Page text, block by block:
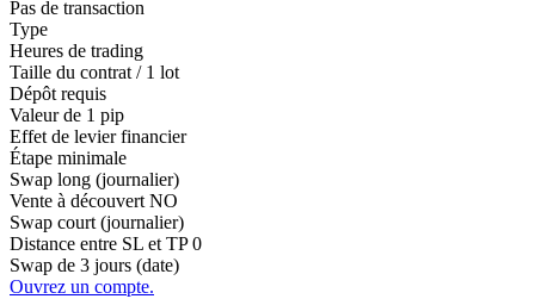
Pas de transaction
Type
Heures de trading
Taille du contrat / 1 lot
Dépôt requis
Valeur de 1 pip
Effet de levier financier
Étape minimale
Swap long (journalier)
Vente à découvert NO
Swap court (journalier)
Distance entre SL et TP 0
Swap de 3 jours (date)
Ouvrez un compte.